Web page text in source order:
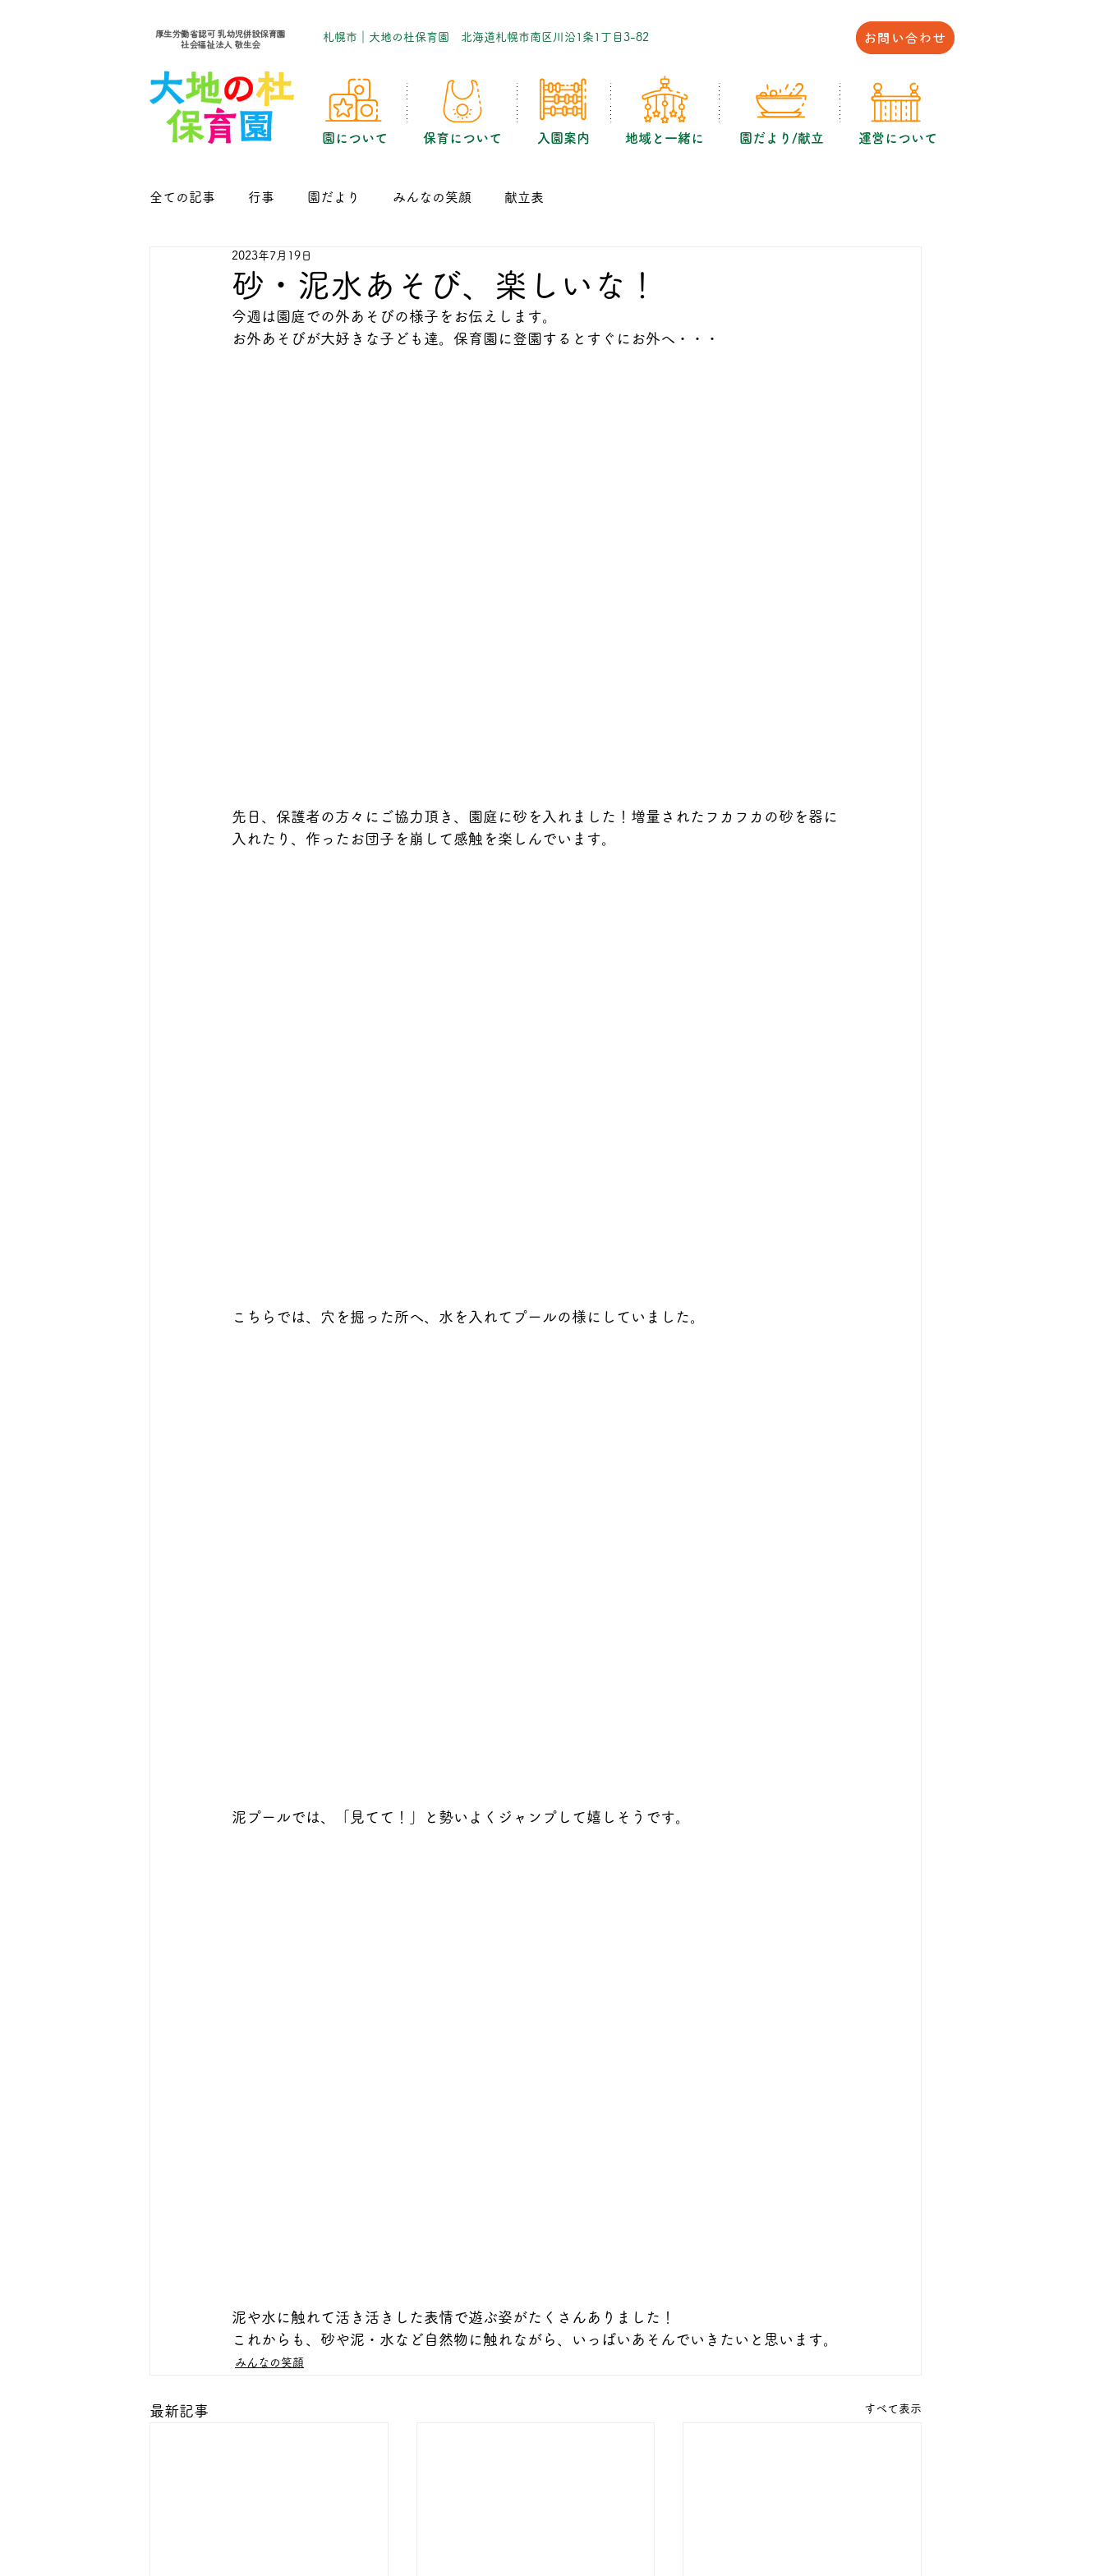
​札幌市｜大地の杜保育園 北海道札幌市南区川沿1条1丁目3-82
園について 保育について 入園案内 地域と一緒に 園だより/献立 運営について
全ての記事 行事 園だより みんなの笑顔 献立表
砂・泥水あそび、楽しいな！
2023年7月19日
今週は園庭での外あそびの様子をお伝えします。
お外あそびが大好きな子ども達。保育園に登園するとすぐにお外へ・・・
先日、保護者の方々にご協力頂き、園庭に砂を入れました！増量されたフカフカの砂を器に
入れたり、作ったお団子を崩して感触を楽しんでいます。
こちらでは、穴を掘った所へ、水を入れてプールの様にしていました。
泥プールでは、「見てて！」と勢いよくジャンプして嬉しそうです。
泥や水に触れて活き活きした表情で遊ぶ姿がたくさんありました！
これからも、砂や泥・水など自然物に触れながら、いっぱいあそんでいきたいと思います。
みんなの笑顔
最新記事 すべて表示